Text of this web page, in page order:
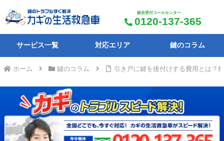
総合受付コールセンター
0120-137-365
サービス一覧 対応エリア 鍵のコラム
ホーム 鍵のコラム 引き戸に鍵を後付けする費用とは？